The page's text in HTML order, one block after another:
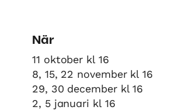
När
11 oktober kl 16
8, 15, 22 november kl 16
29, 30 december kl 16
2, 5 januari kl 16